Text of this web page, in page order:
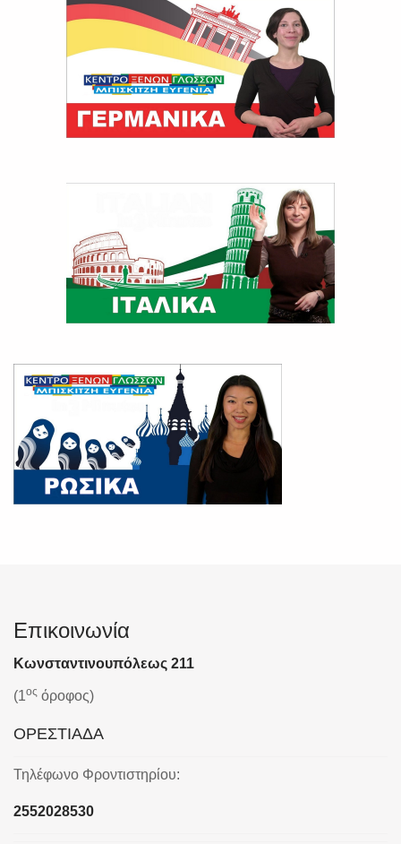
Επικοινωνία
Κωνσταντινουπόλεως 211
(1ος όροφος)
ΟΡΕΣΤΙΑΔΑ
Τηλέφωνο Φροντιστηρίου:
2552028530